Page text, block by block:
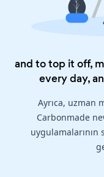
and to top it off,
every day,
Ayrıca, uzman
Carbonmade
uygulamalarının